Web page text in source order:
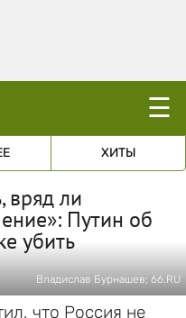
☰
ХИТЫ
вряд ли
Путин об
убить
Владислав Бурнашев; 66.RU
что Россия не